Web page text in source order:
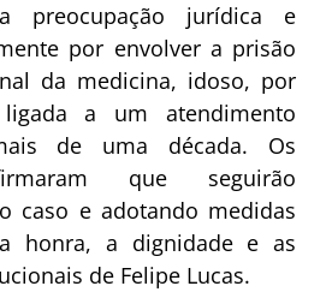
preocupação jurídica e
por envolver a prisão
da medicina, idoso, por
a um atendimento
de uma década. Os
que seguirão
caso e adotando medidas
honra, a dignidade e as
de Felipe Lucas.